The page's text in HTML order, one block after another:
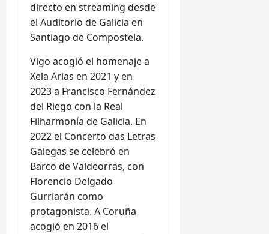
directo en streaming desde
el Auditorio de Galicia en
Santiago de Compostela.
Vigo acogió el homenaje a
Xela Arias en 2021 y en
2023 a Francisco Fernández
del Riego con la Real
Filharmonía de Galicia. En
2022 el Concerto das Letras
Galegas se celebró en
Barco de Valdeorras, con
Florencio Delgado
Gurriarán como
protagonista. A Coruña
acogió en 2016 el